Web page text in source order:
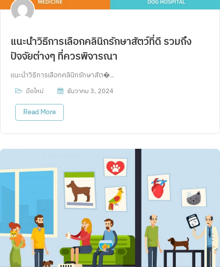
แนะนำวิธีการเลือกคลินิกรักษาสัตว์ที่ดี รวมถึง
ปัจจัยต่างๆ ที่ควรพิจารณา
แนะนำวิธีการเลือกคลินิกรักษาสัต�..
มือใหม่ ธันวาคม 3, 2024
Read More